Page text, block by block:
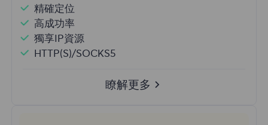
精確定位
高成功率
獨享IP資源
HTTP(S)/SOCKS5
瞭解更多